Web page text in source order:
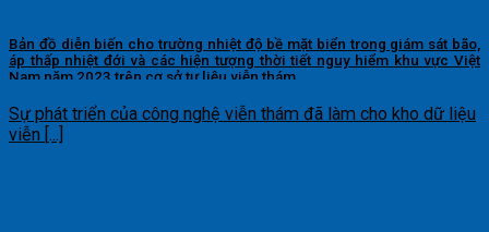
Bản đồ diễn biến cho trường nhiệt độ bề mặt biển trong giám sát bão,
áp thấp nhiệt đới và các hiện tượng thời tiết nguy hiểm khu vực Việt
Nam năm 2023 trên cơ sở tư liệu viễn thám
Sự phát triển của công nghệ viễn thám đã làm cho kho dữ liệu
viễn [...]